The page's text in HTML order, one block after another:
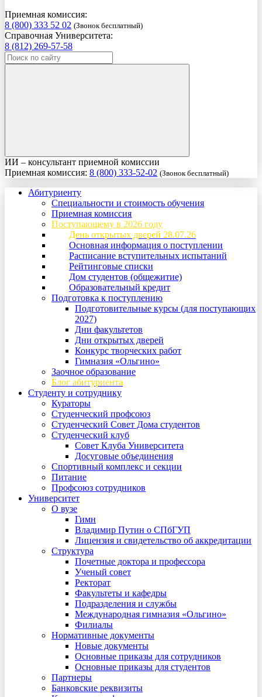
Приемная комиссия:
8 (800) 333 52 02 (Звонок бесплатный)
Справочная Университета:
8 (812) 269-57-58
ИИ – консультант приемной комиссии
Приемная комиссия: 8 (800) 333-52-02 (Звонок бесплатный)
Абитуриенту
Специальности и стоимость обучения
Приемная комиссия
Поступающему в 2026 году
День открытых дверей 28.07.26
Основная информация о поступлении
Расписание вступительных испытаний
Рейтинговые списки
Дом студентов (общежитие)
Образовательный кредит
Подготовка к поступлению
Подготовительные курсы (для поступающих
2027)
Дни факультетов
Дни открытых дверей
Конкурс творческих работ
Гимназия «Ольгино»
Заочное образование
Блог абитуриента
Студенту и сотруднику
Кураторы
Студенческий профсоюз
Студенческий Совет Дома студентов
Студенческий клуб
Совет Клуба Университета
Досуговые объединения
Спортивный комплекс и секции
Питание
Профсоюз сотрудников
Университет
О вузе
Гимн
Владимир Путин о СПбГУП
Лицензия и свидетельство об аккредитации
Структура
Почетные доктора и профессора
Ученый совет
Ректорат
Факультеты и кафедры
Подразделения и службы
Международная гимназия «Ольгино»
Филиалы
Нормативные документы
Новые документы
Основные приказы для сотрудников
Основные приказы для студентов
Партнеры
Банковские реквизиты